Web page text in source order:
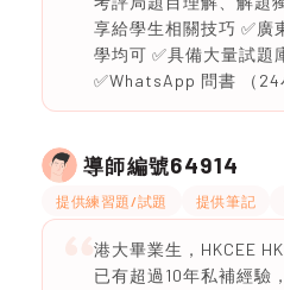
享給學生相關技巧 ✅廣
學均可 ✅具備大量試題
✅WhatsApp 問書 （24
導師編號64914
提供練習題/試題 提供筆記
港大畢業生，HKCEE
已有超過10年私補經驗